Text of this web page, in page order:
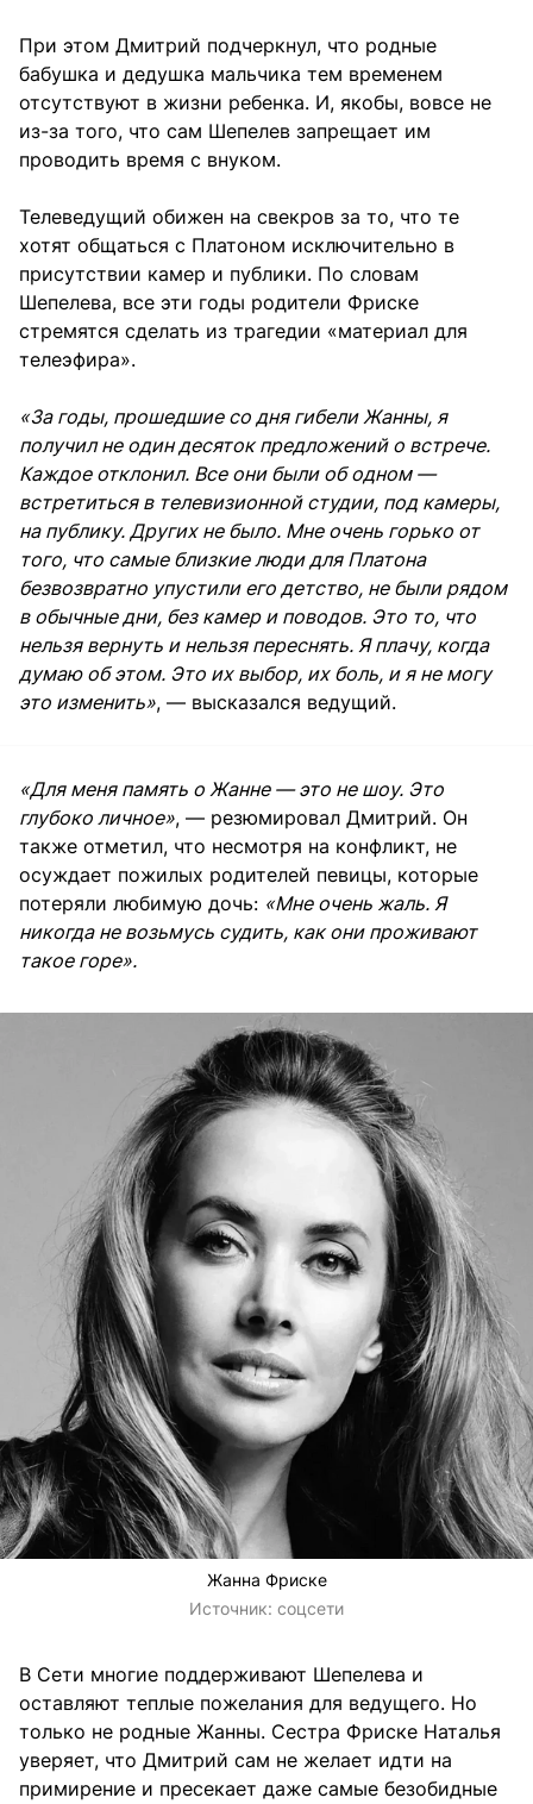
При этом Дмитрий подчеркнул, что родные
бабушка и дедушка мальчика тем временем
отсутствуют в жизни ребенка. И, якобы, вовсе не
из-за того, что сам Шепелев запрещает им
проводить время с внуком.
Телеведущий обижен на свекров за то, что те
хотят общаться с Платоном исключительно в
присутствии камер и публики. По словам
Шепелева, все эти годы родители Фриске
стремятся сделать из трагедии «материал для
телеэфира».
«За годы, прошедшие со дня гибели Жанны, я
получил не один десяток предложений о встрече.
Каждое отклонил. Все они были об одном —
встретиться в телевизионной студии, под камеры,
на публику. Других не было. Мне очень горько от
того, что самые близкие люди для Платона
безвозвратно упустили его детство, не были рядом
в обычные дни, без камер и поводов. Это то, что
нельзя вернуть и нельзя переснять. Я плачу, когда
думаю об этом. Это их выбор, их боль, и я не могу
это изменить», — высказался ведущий.
«Для меня память о Жанне — это не шоу. Это
глубоко личное», — резюмировал Дмитрий. Он
также отметил, что несмотря на конфликт, не
осуждает пожилых родителей певицы, которые
потеряли любимую дочь: «Мне очень жаль. Я
никогда не возьмусь судить, как они проживают
такое горе».
Жанна Фриске
Источник: соцсети
В Сети многие поддерживают Шепелева и
оставляют теплые пожелания для ведущего. Но
только не родные Жанны. Сестра Фриске Наталья
уверяет, что Дмитрий сам не желает идти на
примирение и пресекает даже самые безобидные